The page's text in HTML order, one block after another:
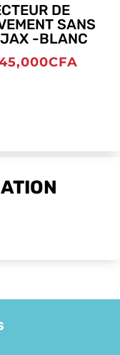
DE
SANS
-BLANC
CFA